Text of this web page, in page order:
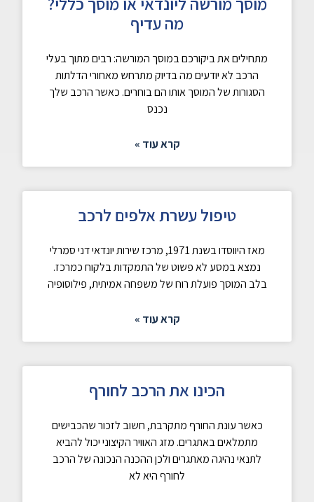
מה עדיף
מתחילים את ביקורכם במוסך המורשה: רבים מתוך בעלי
הרכב לא יודעים מה בדיוק מתרחש מאחורי הדלתות
הסגורות של המוסך אותו הם בוחרים. כאשר הרכב שלך
נכנס
קרא עוד »
טיפול עשרת אלפים לרכב
מאז היווסדו בשנת 1971, מרכז שירות יונדאי דני סמרלי
נמצא במסע לא פשוט של התמקדות בלקוח כמרכז.
בלב המוסך פועלת רוח של משפחה אמיתית, פילוסופיה
קרא עוד »
הכינו את הרכב לחורף
כאשר עונת החורף מתקרבת, חשוב לזכור שהכבישים
מתמלאים באתגרים. מזג האוויר הקיצוני יכול להביא
לתנאי נהיגה מאתגרים ולכן ההכנה הנכונה של הרכב
לחורף היא לא